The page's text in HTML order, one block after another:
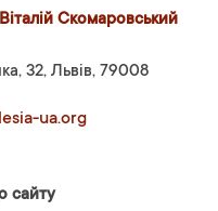
Скомаровський
32, Львів, 79008
ua.org
сайту